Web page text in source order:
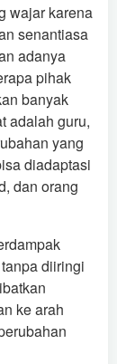
wajar karena
senantiasa
adanya
pihak
banyak
adalah guru,
yang
diadaptasi
dan orang
diiringi
ke arah